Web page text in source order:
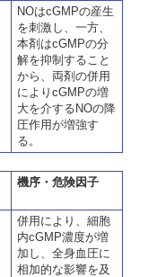
NOはcGMPの産生
を刺激し、一方、
本剤はcGMPの分
解を抑制すること
から、両剤の併用
によりcGMPの増
大を介するNOの降
圧作用が増強す
る。
機序・危険因子
併用により、細胞
内cGMP濃度が増
加し、全身血圧に
相加的な影響を及